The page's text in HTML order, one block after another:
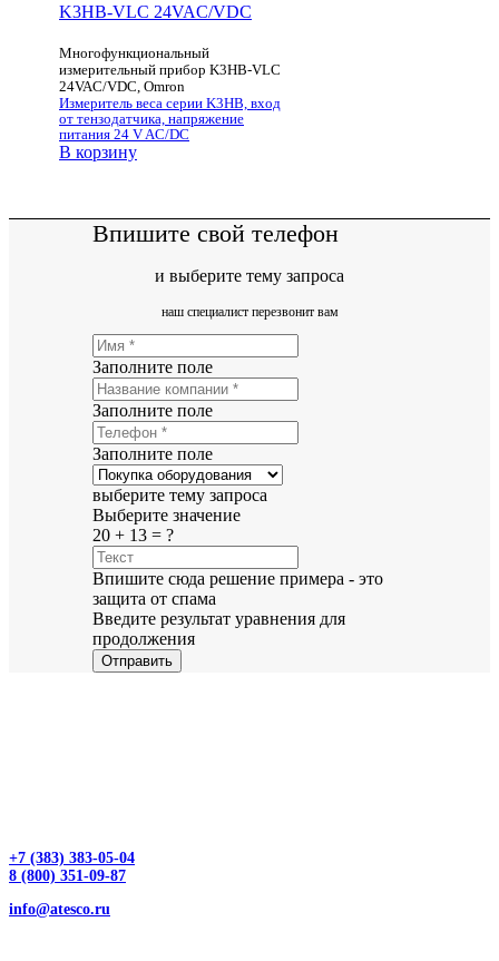
K3HB-VLC 24VAC/VDC
Многофункциональный
измерительный прибор K3HB-VLC
24VAC/VDC, Omron
Измеритель веса серии K3HB, вход
от тензодатчика, напряжение
питания 24 V AC/DC
В корзину
Впишите свой телефон
и выберите тему запроса
наш специалист перезвонит вам
Заполните поле
Заполните поле
Заполните поле
выберите тему запроса
Выберите значение
20 + 13 = ?
Впишите сюда решение примера - это
защита от спама
Введите результат уравнения для
продолжения
Отправить
+7 (383) 383-05-04
8 (800) 351-09-87
info@atesco.ru